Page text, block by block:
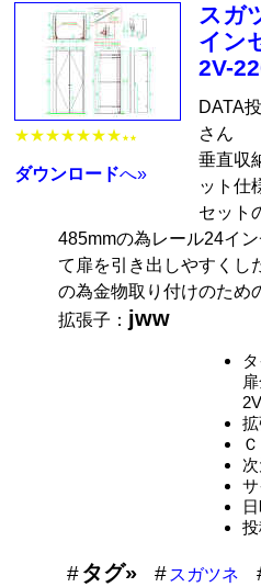
★★★★★★★ ★★
ダウンロードへ»
スガ
イン
2V-
DATA
さん
垂直収
ット仕
セット
485mmの為レール24イ
て扉を引き出しやすく
の為金物取り付けのため
拡張子： jww
投
タグ» スガツネ